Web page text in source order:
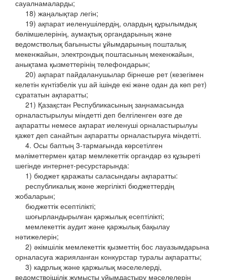
сауалнамаларды;
18) жаңалықтар легін;
19) ақпарат иеленушілердің, олардың құрылымдық
бөлімшелерінің, аумақтық органдарының және
ведомстволық бағынысты ұйымдарының пошталық
мекенжайын, электрондық поштасының мекенжайын,
анықтама қызметтерінің телефондарын;
20) ақпарат пайдаланушылар бірнеше рет (кезегімен
келетін күнтізбелік үш ай ішінде екі және одан да көп рет)
сұрататын ақпаратты;
21) Қазақстан Республикасының заңнамасында
орналастырылуы міндетті деп белгіленген өзге де
ақпаратты немесе ақпарат иеленуші орналастырылуы
қажет деп санайтын ақпаратты орналастыруға міндетті.
4. Осы баптың 3-тармағында көрсетілген
мәліметтермен қатар мемлекеттік органдар өз құзыреті
шегінде интернет-ресурстарында:
1) бюджет қаражаты саласындағы ақпаратты:
республикалық және жергілікті бюджеттердің
жобаларын;
бюджеттік есептілікті;
шоғырландырылған қаржылық есептілікті;
мемлекеттік аудит және қаржылық бақылау
нәтижелерін;
2) әкімшілік мемлекеттік қызметтің бос лауазымдарына
орналасуға жарияланған конкурстар туралы ақпаратты;
3) кадрлық және қаржылық мәселелерді,
ведомствоішілік жұмысты ұйымдастыру мәселелерін